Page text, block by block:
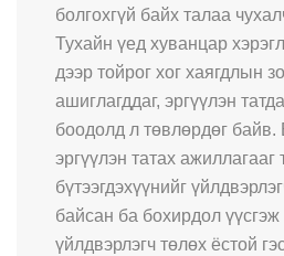
болгохгүй байх талаа
Тухайн үед хуванцар
дээр тойрог хог хаягдлын
ашиглагддаг, эргүүлэн
боодолд л төвлөрдөг
эргүүлэн татах ажиллагааг
бүтээгдэхүүнийг
байсан ба бохирдол үүсгэж
үйлдвэрлэгч төлөх ёстой